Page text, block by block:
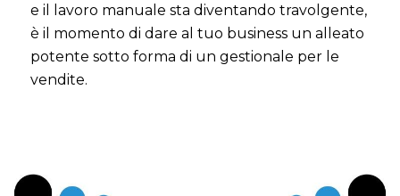
e il lavoro manuale sta diventando travolgente,
è il momento di dare al tuo business un alleato
potente sotto forma di un gestionale per le
vendite.